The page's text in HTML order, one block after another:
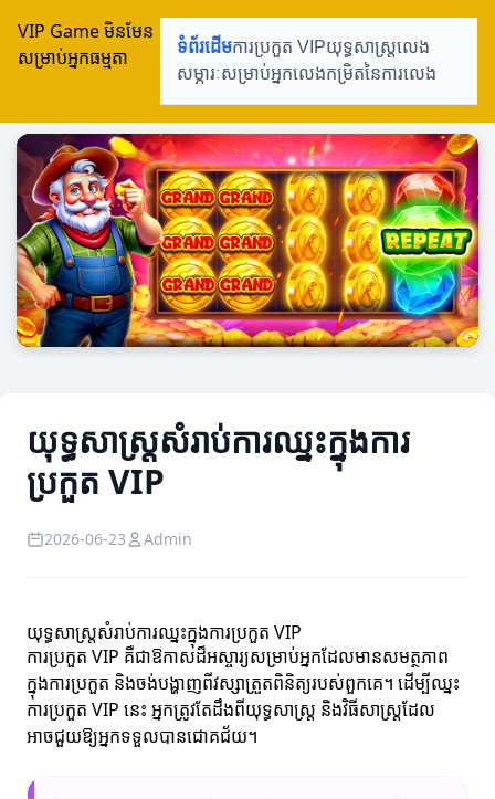
VIP Game មិនមែន
សម្រាប់អ្នកធម្មតា
ទំព័រដើមការប្រកួត VIPយុទ្ធសាស្ត្រលេង
សម្ភារៈសម្រាប់អ្នកលេងកម្រិតនៃការលេង
យុទ្ធសាស្ត្រសំរាប់ការឈ្នះក្នុងការ
ប្រកួត VIP
2026-06-23 Admin
យុទ្ធសាស្ត្រសំរាប់ការឈ្នះក្នុងការប្រកួត VIP
ការប្រកួត VIP គឺជាឱកាសដ៏អស្ចារ្យសម្រាប់អ្នកដែលមានសមត្ថភាព
ក្នុងការប្រកួត និងចង់បង្ហាញពីវស្សាត្រួតពិនិត្យរបស់ពួកគេ។ ដើម្បីឈ្នះ
ការប្រកួត VIP នេះ អ្នកត្រូវតែដឹងពីយុទ្ធសាស្ត្រ និងវិធីសាស្ត្រដែល
អាចជួយឱ្យអ្នកទទួលបានជោគជ័យ។